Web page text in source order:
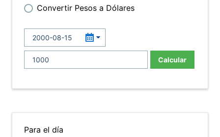
Convertir Pesos a Dólares
Calcular
Para el día